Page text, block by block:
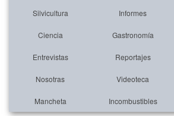
Silvicultura Informes
Ciencia Gastronomía
Entrevistas Reportajes
Nosotras Videoteca
Mancheta Incombustibles